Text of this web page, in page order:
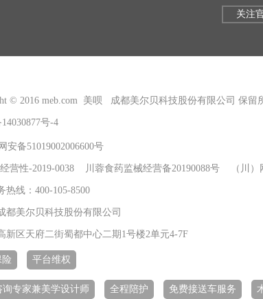
关注
© 2016 meb.com 美呗 成都美尔贝科技股份有限公司 保留
号-4
安备51019002006600号
经营性-2019-0038 川蓉食药监械经营备20190088号 （川）
热线：400-105-8500
都美尔贝科技股份有限公司
新区天府二街蜀都中心二期1号楼2单元4-7F
险 平台维权
询专家兼美学设计师 全程陪护 免费接送车服务